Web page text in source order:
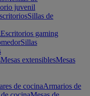
juvenil
Sillas de
Escritorios gaming
Sillas
Mesas extensiblesMesas
de cocinaArmarios de